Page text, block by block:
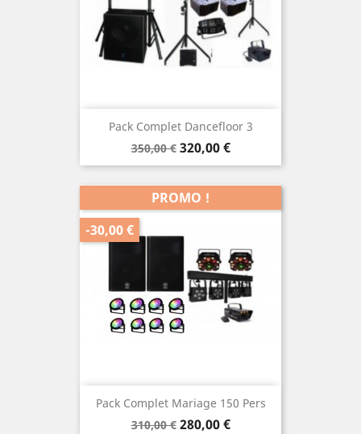
Pack Complet Dancefloor 3
Prix
de
350,00 € Prix
320,00 €
Pack Complet Mariage 150 Pers
Prix
310,00 € Prix
280,00 €
PROMO !
-30,00 €